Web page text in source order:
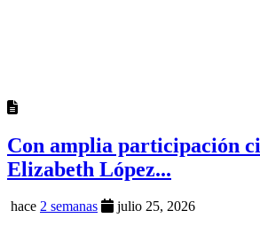
Con amplia participación
Elizabeth López...
hace 2 semanas julio 25, 2026